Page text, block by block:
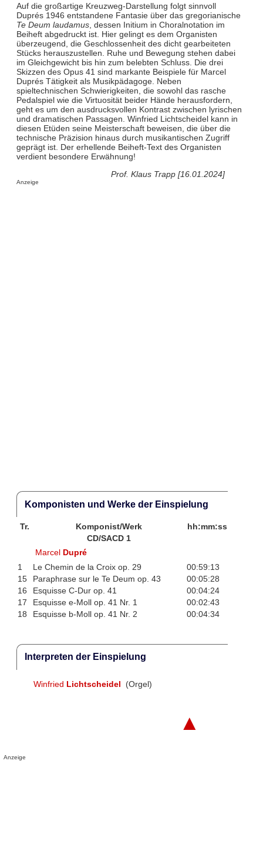
Auf die großartige Kreuzweg-Darstellung folgt sinnvoll
Duprés 1946 entstandene Fantasie über das gregorianische
Te Deum laudamus, dessen Initium in Choralnotation im
Beiheft abgedruckt ist. Hier gelingt es dem Organisten
überzeugend, die Geschlossenheit des dicht gearbeiteten
Stücks herauszustellen. Ruhe und Bewegung stehen dabei
im Gleichgewicht bis hin zum belebten Schluss. Die drei
Skizzen des Opus 41 sind markante Beispiele für Marcel
Duprés Tätigkeit als Musikpädagoge. Neben
spieltechnischen Schwierigkeiten, die sowohl das rasche
Pedalspiel wie die Virtuosität beider Hände herausfordern,
geht es um den ausdrucksvollen Kontrast zwischen lyrischen
und dramatischen Passagen. Winfried Lichtscheidel kann in
diesen Etüden seine Meisterschaft beweisen, die über die
technische Präzision hinaus durch musikantischen Zugriff
geprägt ist. Der erhellende Beiheft-Text des Organisten
verdient besondere Erwähnung!
Prof. Klaus Trapp [16.01.2024]
Anzeige
Komponisten und Werke der Einspielung
Tr. Komponist/Werk
hh:mm:ss
CD/SACD 1
Marcel Dupré
1
Le Chemin de la Croix op. 29
00:59:13
15
Paraphrase sur le Te Deum op. 43
00:05:28
16
Esquisse C-Dur op. 41
00:04:24
17
Esquisse e-Moll op. 41 Nr. 1
00:02:43
18
Esquisse b-Moll op. 41 Nr. 2 00:04:34
Interpreten der Einspielung
Winfried Lichtscheidel (Orgel)
▲
Anzeige